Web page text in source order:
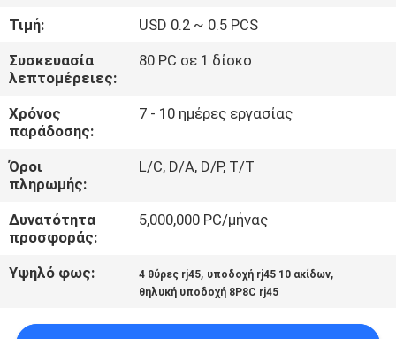
ΜΕ
VR
SHOW
SITEMAP
PRIVACY
POLICY
Τιμή:
USD 0.2 ~ 0.5 PCS
Συσκευασία
λεπτομέρειες:
80 PC σε 1 δίσκο
Χρόνος
παράδοσης:
7 - 10 ημέρες εργασίας
Όροι
πληρωμής:
L/C, D/A, D/P, T/T
Δυνατότητα
προσφοράς:
5,000,000 PC/μήνας
Υψηλό φως: 4 θύρες rj45, υποδοχή rj45 10 ακίδων,
θηλυκή υποδοχή 8P8C rj45